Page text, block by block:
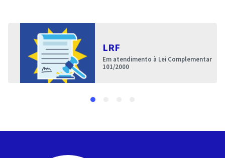
LRF
Em atendimento à Lei Complementar
101/2000